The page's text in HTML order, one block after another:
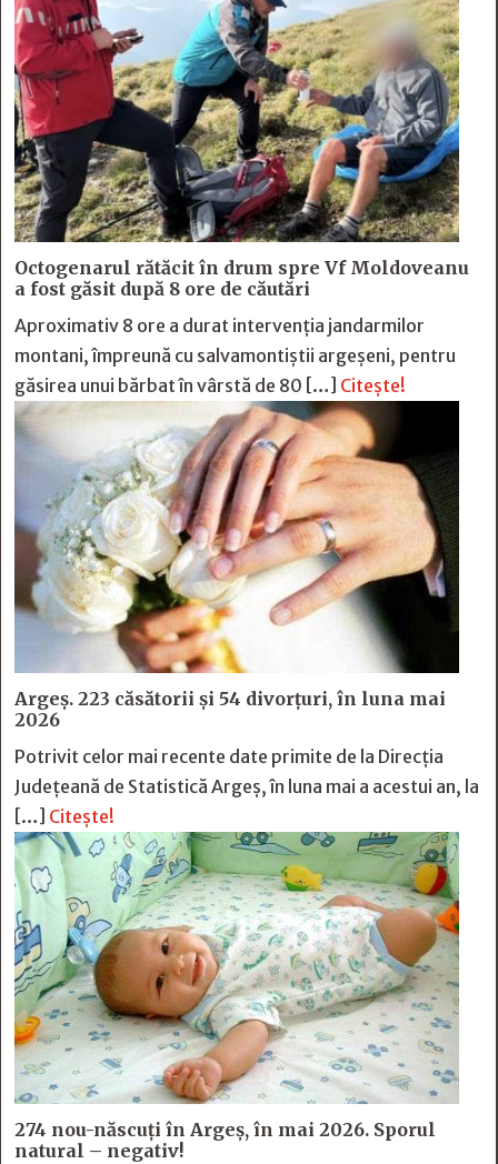
Octogenarul rătăcit în drum spre Vf Moldoveanu
a fost găsit după 8 ore de căutări
Aproximativ 8 ore a durat intervenția jandarmilor
montani, împreună cu salvamontiștii argeșeni, pentru
găsirea unui bărbat în vârstă de 80 […] Citește!
Argeș. 223 căsătorii și 54 divorțuri, în luna mai
2026
Potrivit celor mai recente date primite de la Direcția
Județeană de Statistică Argeș, în luna mai a acestui an, la
[…] Citește!
274 nou-născuți în Argeș, în mai 2026. Sporul
natural – negativ!